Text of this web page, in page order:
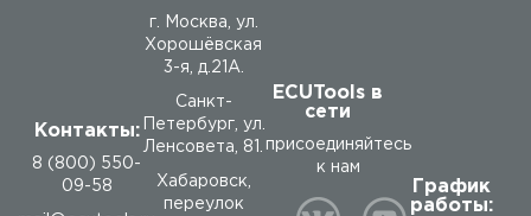
Контакты:
8 (800) 550-
09-58
г. Москва, ул.
Хорошёвская
3-я, д.21А.
Санкт-
Петербург, ул.
Ленсовета, 81.
Хабаровск,
переулок
ECUTools в
сети
присоединяйтесь
к нам
График
работы: